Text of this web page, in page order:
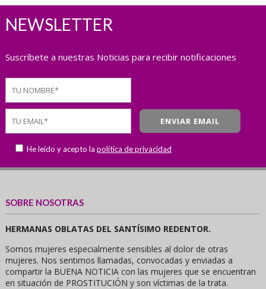
NEWSLETTER
Suscríbete a nuestras Noticias para recibir notificaciones
He leído y acepto la política de privacidad
SOBRE NOSOTRAS
HERMANAS OBLATAS DEL SANTÍSIMO REDENTOR.
Somos mujeres especialmente sensibles al dolor de otras
mujeres. Nos sentimos llamadas, convocadas y enviadas a
compartir la BUENA NOTICIA con las mujeres que se encuentran
en situación de PROSTITUCIÓN y son víctimas de la trata.